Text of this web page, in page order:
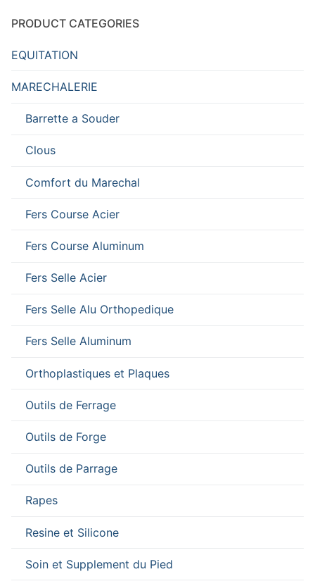
PRODUCT CATEGORIES
EQUITATION
MARECHALERIE
Barrette a Souder
Clous
Comfort du Marechal
Fers Course Acier
Fers Course Aluminum
Fers Selle Acier
Fers Selle Alu Orthopedique
Fers Selle Aluminum
Orthoplastiques et Plaques
Outils de Ferrage
Outils de Forge
Outils de Parrage
Rapes
Resine et Silicone
Soin et Supplement du Pied